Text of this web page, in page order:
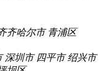
齐哈尔市 青浦区
深圳市 四平市 绍兴市